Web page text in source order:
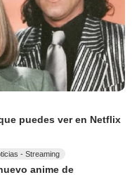
puedes ver en Netflix
- Streaming
anime de